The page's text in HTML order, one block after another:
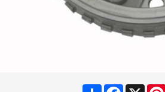
ShareFacebook
X